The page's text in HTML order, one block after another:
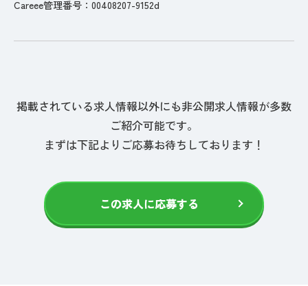
Careee管理番号：00408207-9152d
掲載されている求人情報以外にも非公開求人情報が多数
ご紹介可能です。
まずは下記よりご応募お待ちしております！
この求人に応募する